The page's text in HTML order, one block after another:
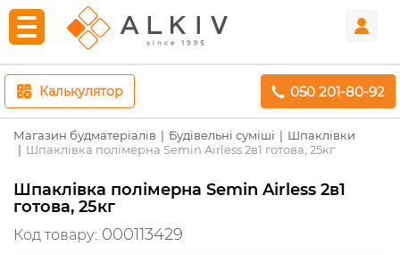
Калькулятор 050 201-80-92
Магазин будматеріалів Будівельні суміші
Шпаклівки
Шпаклівка полімерна Semin Airless 2в1 готова, 25кг
Шпаклівка полімерна Semin Airless 2в1
готова, 25кг
Код товару: 000113429